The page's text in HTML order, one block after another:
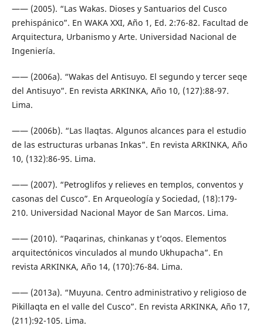
—— (2005). “Las Wakas. Dioses y Santuarios del Cusco
prehispánico”. En WAKA XXI, Año 1, Ed. 2:76-82. Facultad de
Arquitectura, Urbanismo y Arte. Universidad Nacional de
Ingeniería.
—— (2006a). “Wakas del Antisuyo. El segundo y tercer seqe
del Antisuyo”. En revista ARKINKA, Año 10, (127):88-97.
Lima.
—— (2006b). “Las llaqtas. Algunos alcances para el estudio
de las estructuras urbanas Inkas”. En revista ARKINKA, Año
10, (132):86-95. Lima.
—— (2007). “Petroglifos y relieves en templos, conventos y
casonas del Cusco”. En Arqueología y Sociedad, (18):179-
210. Universidad Nacional Mayor de San Marcos. Lima.
—— (2010). “Paqarinas, chinkanas y t’oqos. Elementos
arquitectónicos vinculados al mundo Ukhupacha”. En
revista ARKINKA, Año 14, (170):76-84. Lima.
—— (2013a). “Muyuna. Centro administrativo y religioso de
Pikillaqta en el valle del Cusco”. En revista ARKINKA, Año 17,
(211):92-105. Lima.